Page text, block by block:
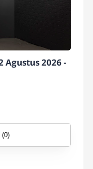
Agustus 2026 -
(0)